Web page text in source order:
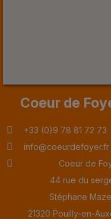
Coeur de
+33 (0)9 78 81 72 73
info@coeurdefoyer.fr
Coeur de
44 rue du
Stéphane
21320 Pouilly-en-